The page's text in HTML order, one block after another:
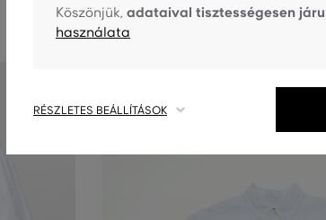
Köszönjük,adataival tisztességesen
használata
RÉSZLETES BEÁLLÍTÁSOK